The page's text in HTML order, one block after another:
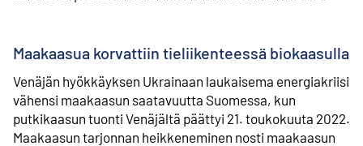
Maakaasua korvattiin tieliikenteessä biokaasulla
Venäjän hyökkäyksen Ukrainaan laukaisema energiakriisi
vähensi maakaasun saatavuutta Suomessa, kun
putkikaasun tuonti Venäjältä päättyi 21. toukokuuta 2022.
Maakaasun tarjonnan heikkeneminen nosti maakaasun